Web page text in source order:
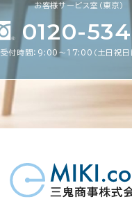
お客様サービス室（東京）
0120-
受付時間：9:00〜17:00（土日祝日